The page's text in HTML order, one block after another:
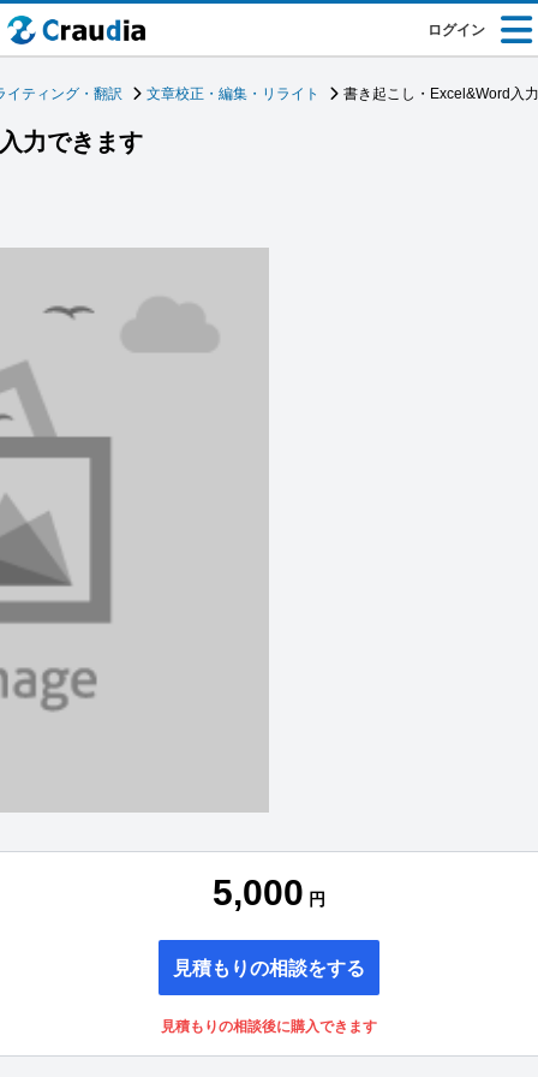
ログイン
イティング・翻訳 文章校正・編集・リライト 書き起こし・Excel&Word入
力できます
5,000 円
見積もりの相談をする
見積もりの相談後に購入できます